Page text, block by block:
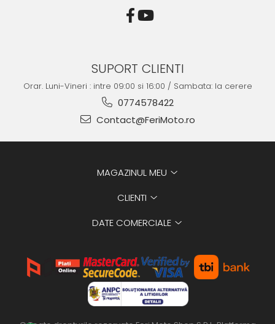
SUPORT CLIENTI
Orar. Luni-Vineri : intre 09:00 si 16:00 / Sambata: la cerere
0774578422
Contact@FeriMoto.ro
MAGAZINUL MEU
CLIENTI
DATE COMERCIALE